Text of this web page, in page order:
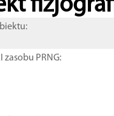
zasobu PRNG: